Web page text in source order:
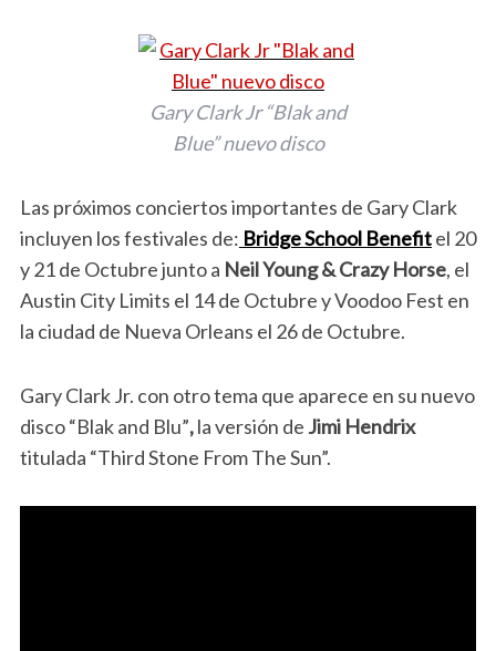
Gary Clark Jr “Blak and
Blue” nuevo disco
Las próximos conciertos importantes de Gary Clark
incluyen los festivales de: Bridge School Benefitel 20
y 21 de Octubre junto a Neil Young & Crazy Horse, el
Austin City Limits el 14 de Octubre y Voodoo Fest en
la ciudad de Nueva Orleans el 26 de Octubre.
Gary Clark Jr. con otro tema que aparece en su nuevo
disco “Blak and Blu”,la versión de Jimi Hendrix
titulada “Third Stone From The Sun”.